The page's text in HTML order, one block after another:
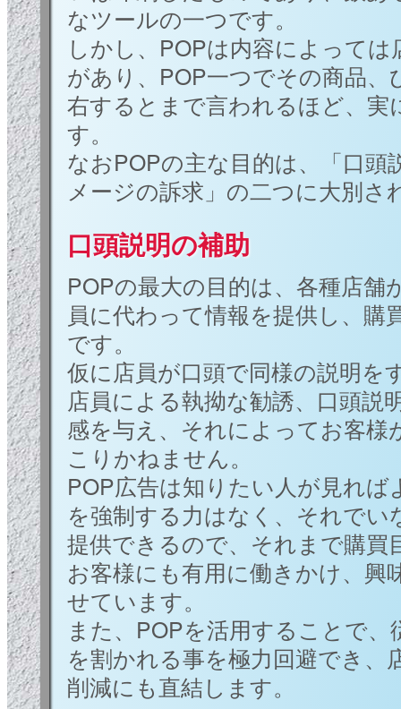
なツールの一つです。
しかし、POPは内容によって
があり、POP一つでその商品
右するとまで言われるほど、
す。
なおPOPの主な目的は、「口頭
メージの訴求」の二つに大別さ
口頭説明の補助
POPの最大の目的は、各種店舗
員に代わって情報を提供し、購
です。
仮に店員が口頭で同様の説明を
店員による執拗な勧誘、口頭説
感を与え、それによってお客様
こりかねません。
POP広告は知りたい人が見れ
を強制する力はなく、それでい
提供できるので、それまで購
お客様にも有用に働きかけ、興
せています。
また、POPを活用することで
を割かれる事を極力回避でき、
削減にも直結します。